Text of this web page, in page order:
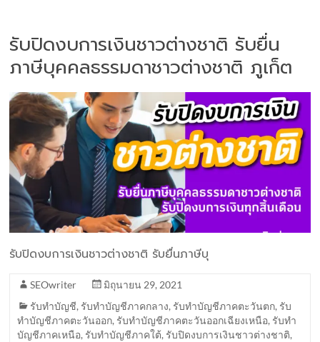
รับปิดงบการเงินชาวต่างชาติ รับยื่น
ภาษีบุคคลธรรมดาชาวต่างชาติ ภูเก็ต
รับปิดงบการเงินชาวต่างชาติ รับยื่นภาษีบุ
SEOwriter
มิถุนายน 29, 2021
รับทำบัญชี, รับทำบัญชีภาคกลาง, รับทำบัญชีภาคตะวันตก, รับ
ทำบัญชีภาคตะวันออก, รับทำบัญชีภาคตะวันออกเฉียงเหนือ, รับทำ
บัญชีภาคเหนือ, รับทำบัญชีภาคใต้, รับปิดงบการเงินชาวต่างชาติ,